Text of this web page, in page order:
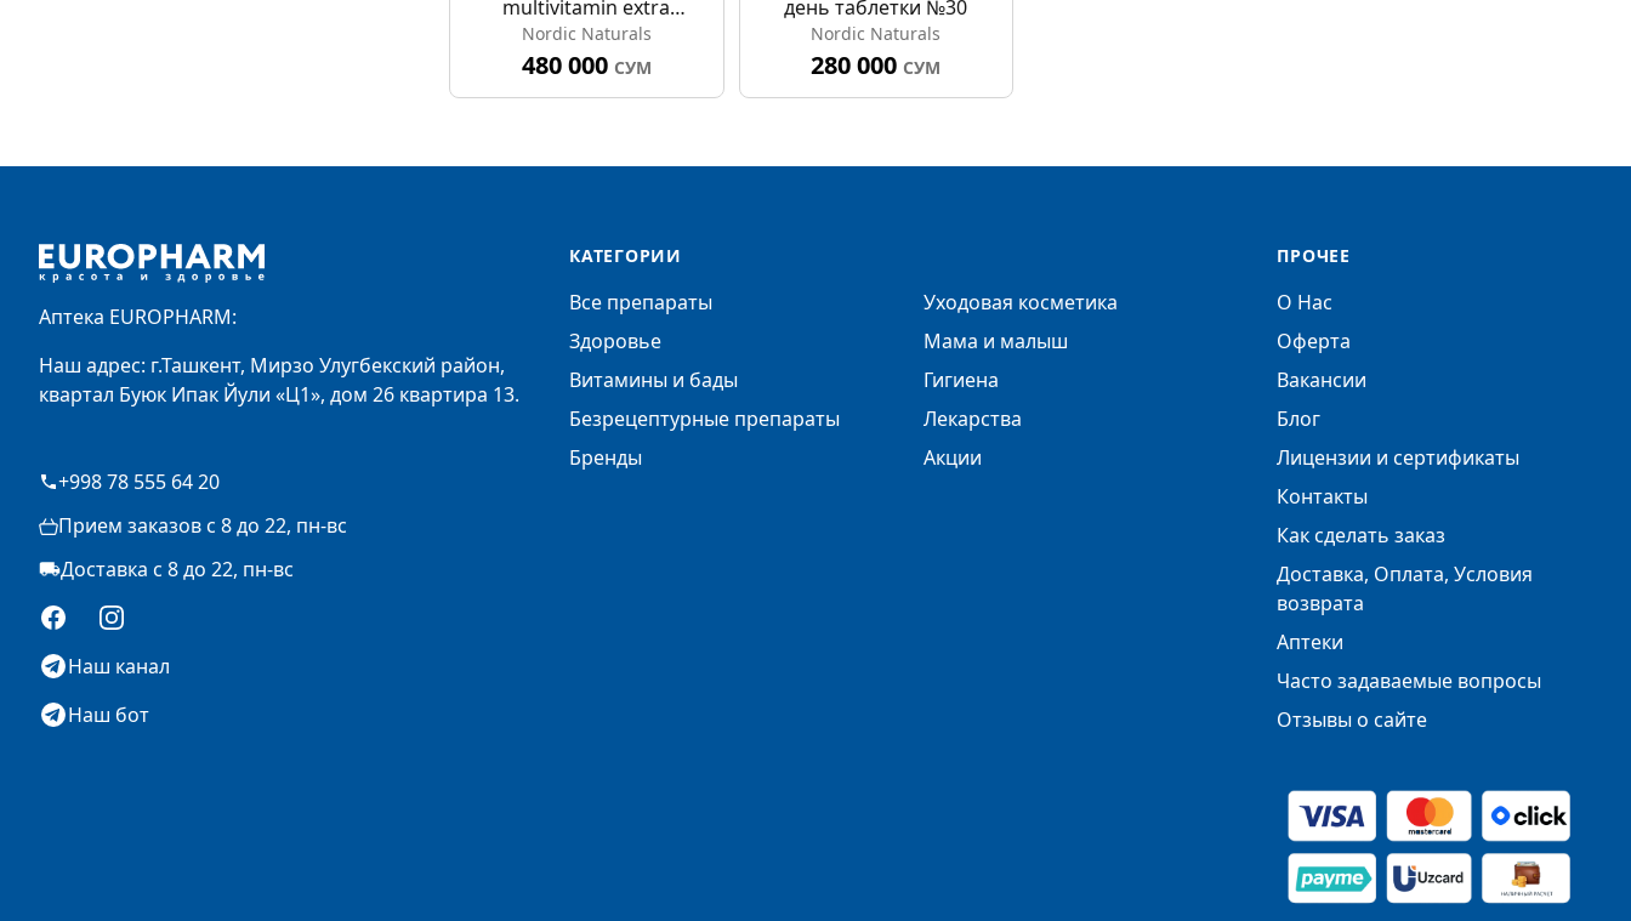
multivitamin extra
strength для мужчин
экстра сила №60
Nordic Naturals
480 000 СУМ
день таблетки №30
Nordic Naturals
280 000 СУМ
Аптека EUROPHARM:
Наш адрес: г.Ташкент, Мирзо Улугбекский район,
квартал Буюк Ипак Йули «Ц1», дом 26 квартира 13.
+998 78 555 64 20
Прием заказов с 8 до 22, пн-вс
Доставка с 8 до 22, пн-вс
FacebookInstagram
Наш канал
Наш бот
КАТЕГОРИИ
Все препараты
Здоровье
Витамины и бады
Безрецептурные препараты
Бренды
Уходовая косметика
Мама и малыш
Гигиена
Лекарства
Акции
ПРОЧЕЕ
О Нас
Оферта
Вакансии
Блог
Лицензии и сертификаты
Контакты
Как сделать заказ
Доставка, Оплата, Условия
возврата
Аптеки
Часто задаваемые вопросы
Отзывы о сайте